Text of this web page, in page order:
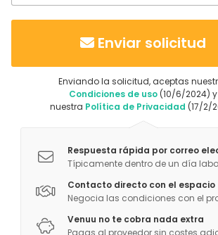
Enviar solicitud
Enviando la solicitud, aceptas
Condiciones de uso (10/6/2024) y
nuestra Política de Privacidad (17/2/
Respuesta rápida por correo
Típicamente dentro de un día
Contacto directo con el espacio
Negocia las condiciones con el
Venuu no te cobra nada extra
Pagas al proveedor sin costes